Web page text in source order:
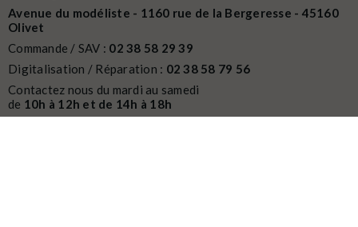
Avenue du modéliste - 1160 rue de la Bergeresse - 45160
Olivet
Commande / SAV : 02 38 58 29 39
Digitalisation / Réparation : 02 38 58 79 56
Contactez nous du mardi au samedi
de 10h à 12h et de 14h à 18h